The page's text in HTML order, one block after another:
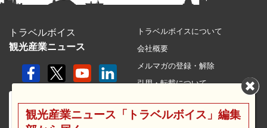
トラベルボイス
観光産業ニュース
トラベルボイスについて
会社概要
メルマガの登録・解除
引用・転載について
利用規約
観光産業ニュース「トラベルボイス」編集